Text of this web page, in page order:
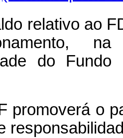
relativo ao
do
o